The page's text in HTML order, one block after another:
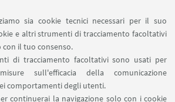
sia cookie tecnici necessari per il suo
e altri strumenti di tracciamento facoltativi
il tuo consenso.
di tracciamento facoltativi sono usati per
sull'efficacia della comunicazione
comportamenti degli utenti.
continuerai la navigazione solo con i cookie
delle Televisioni Locali
16 International